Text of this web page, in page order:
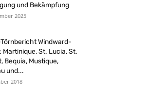
und Bekämpfung
2025
Windward-
Martinique, St. Lucia, St.
Bequia, Mustique,
und...
2018